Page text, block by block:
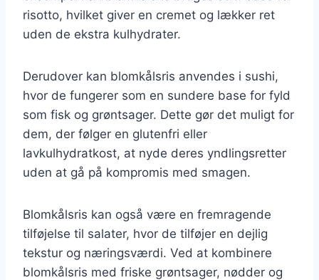
risotto, hvilket giver en cremet og lækker ret
uden de ekstra kulhydrater.
Derudover kan blomkålsris anvendes i sushi,
hvor de fungerer som en sundere base for fyld
som fisk og grøntsager. Dette gør det muligt for
dem, der følger en glutenfri eller
lavkulhydratkost, at nyde deres yndlingsretter
uden at gå på kompromis med smagen.
Blomkålsris kan også være en fremragende
tilføjelse til salater, hvor de tilføjer en dejlig
tekstur og næringsværdi. Ved at kombinere
blomkålsris med friske grøntsager, nødder og